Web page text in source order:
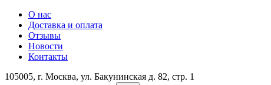
О нас
Доставка и оплата
Отзывы
Новости
Контакты
105005, г. Москва, ул. Бакунинская д. 82, стр. 1